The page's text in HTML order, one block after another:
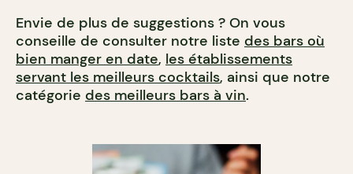
Envie de plus de suggestions ? On vous
conseille de consulter notre liste des bars où
bien manger en date, les établissements
servant les meilleurs cocktails, ainsi que notre
catégorie des meilleurs bars à vin.